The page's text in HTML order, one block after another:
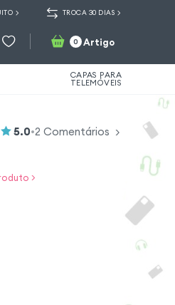
TROCA 30 DIAS
0 Artigo
CAPAS PARA
TELEMÓVEIS
5.0•2 Comentários
>